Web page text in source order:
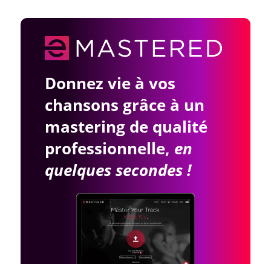
Donnez vie à vos
chansons grâce à un
mastering de qualité
professionnelle, en
quelques secondes !